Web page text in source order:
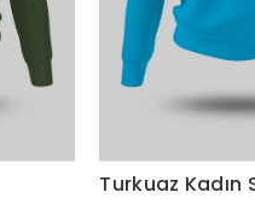
Turkuaz Kadın